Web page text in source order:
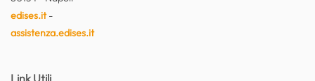
edises.it-
assistenza.edises.it
Link Utili